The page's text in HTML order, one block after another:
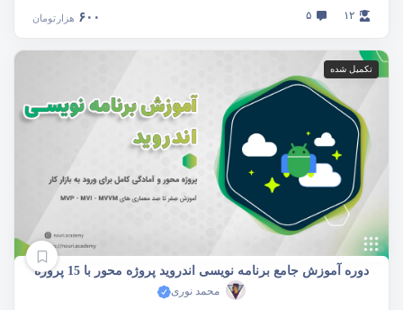
۱۲ ۵ ۶۰۰ هزار تومان
تکمیل شده
دوره آموزش جامع برنامه نویسی اندروید پروژه محور با 15 پروژه
محمد نوری